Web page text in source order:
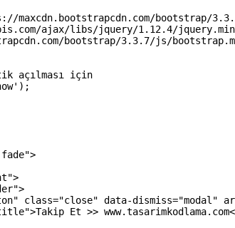
maxcdn.bootstrapcdn.com/bootstrap/
ajax/libs/jquery/1.12.4/
bootstrap/3.3.7/js/
açılması için
) ;
>
>
>
class="close" data-dismiss="modal"
title">Takip Et >> www.tasarimkodlama.com